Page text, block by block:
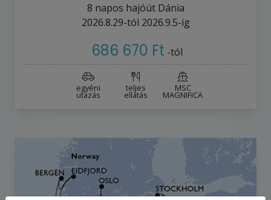
8 napos hajóút Dánia
2026.8.29-tól 2026.9.5-ig
686 670 Ft -tól
egyéni
utazás
teljes
ellátás
MSC
MAGNIFICA